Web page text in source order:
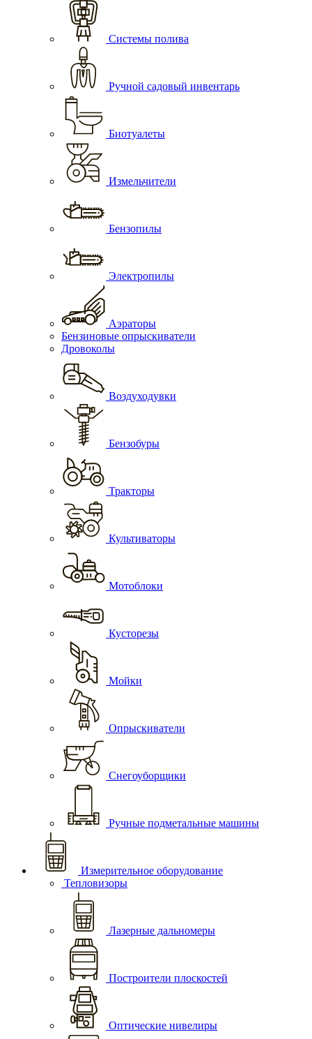
Системы полива
Ручной садовый инвентарь
Биотуалеты
Измельчители
Бензопилы
Электропилы
Аэраторы
Бензиновые опрыскиватели
Дровоколы
Воздуходувки
Бензобуры
Тракторы
Культиваторы
Мотоблоки
Кусторезы
Мойки
Опрыскиватели
Снегоуборщики
Ручные подметальные машины
Измерительное оборудование
Тепловизоры
Лазерные дальномеры
Построители плоскостей
Оптические нивелиры